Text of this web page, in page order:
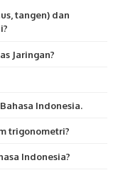
tangen) dan
Jaringan?
Indonesia.
trigonometri?
Indonesia?